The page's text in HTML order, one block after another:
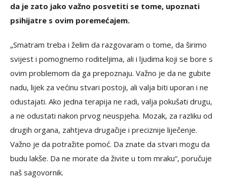
da je zato jako važno posvetiti se tome, upoznati
psihijatre s ovim poremećajem.
„Smatram treba i želim da razgovaram o tome, da širimo
svijest i pomognemo roditeljima, ali i ljudima koji se bore s
ovim problemom da ga prepoznaju. Važno je da ne gubite
nadu, lijek za većinu stvari postoji, ali valja biti uporan i ne
odustajati. Ako jedna terapija ne radi, valja pokušati drugu,
a ne odustati nakon prvog neuspjeha. Mozak, za razliku od
drugih organa, zahtjeva drugačije i preciznije liječenje.
Važno je da potražite pomoć. Da znate da stvari mogu da
budu lakše. Da ne morate da živite u tom mraku“, poručuje
naš sagovornik.